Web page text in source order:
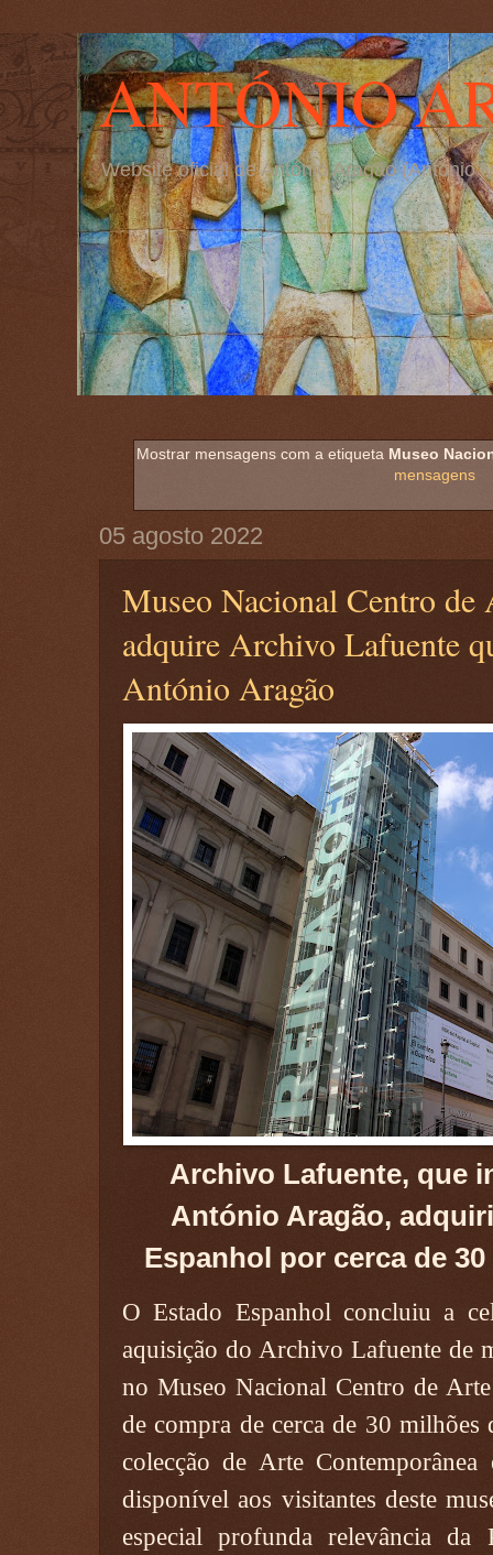
ANTÓNIO
Website oficial de António Aragão (António
Mostrar mensagens com a etiqueta Museo
mensagens
05 agosto 2022
Museo Nacional Centro de
adquire Archivo Lafuente
António Aragão
Archivo Lafuente, que
António Aragão,
Espanhol por cerca de
O Estado Espanhol concluiu a
aquisição do Archivo Lafuente de
no Museo Nacional Centro de
de compra de cerca de 30 milhões
colecção de Arte
disponível aos visitantes deste
especial profunda relevância da